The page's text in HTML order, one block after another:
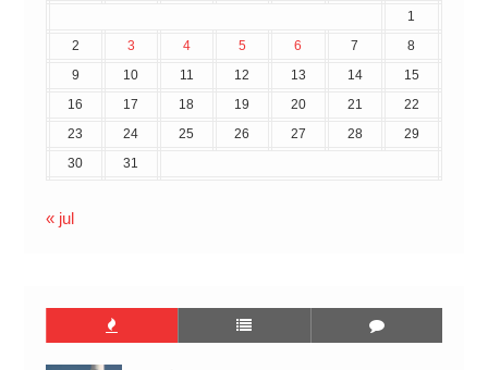
1
2
3 4 5 6 7
8
9
10 11 12 13 14
15
16
17 18 19 20 21
22
23
24 25 26 27 28
29
30
31
« jul